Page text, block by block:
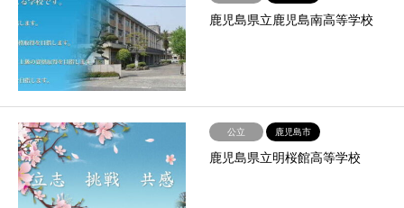
鹿児島県立鹿児島南高等学校
公立 鹿児島市
鹿児島県立明桜館高等学校